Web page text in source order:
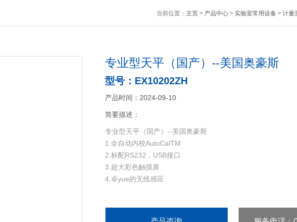
当前位置： 主页> 产品中心> 实验室常用设备> 计量
专业型天平（国产）--美国奥豪斯
型号：EX10202ZH
产品时间：2024-09-10
简要描述：
专业型天平（国产）--美国奥豪斯
1.全自动内校AutoCalTM
2.标配RS232，USB接口
3.超大彩色触摸屏
4.卓yue的无线感应